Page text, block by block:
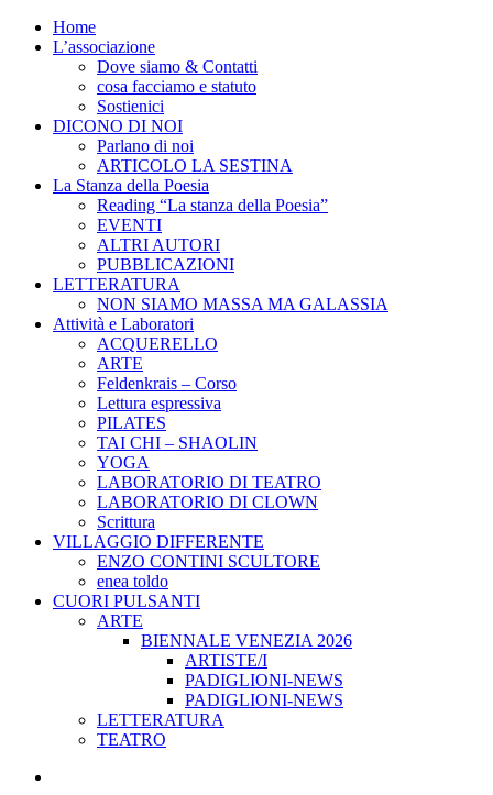
Home
L’associazione
Dove siamo & Contatti
cosa facciamo e statuto
Sostienici
DICONO DI NOI
Parlano di noi
ARTICOLO LA SESTINA
La Stanza della Poesia
Reading “La stanza della Poesia”
EVENTI
ALTRI AUTORI
PUBBLICAZIONI
LETTERATURA
NON SIAMO MASSA MA GALASSIA
Attività e Laboratori
ACQUERELLO
ARTE
Feldenkrais – Corso
Lettura espressiva
PILATES
TAI CHI – SHAOLIN
YOGA
LABORATORIO DI TEATRO
LABORATORIO DI CLOWN
Scrittura
VILLAGGIO DIFFERENTE
ENZO CONTINI SCULTORE
enea toldo
CUORI PULSANTI
ARTE
BIENNALE VENEZIA 2026
ARTISTE/I
PADIGLIONI-NEWS
PADIGLIONI-NEWS
LETTERATURA
TEATRO